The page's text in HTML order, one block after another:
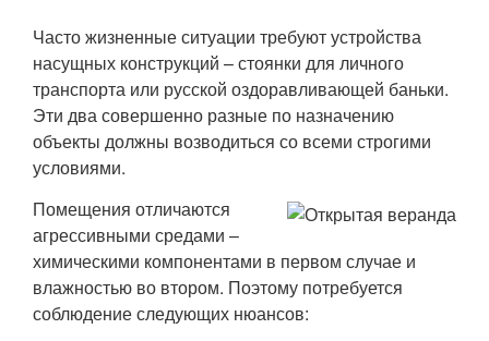
Часто жизненные ситуации требуют устройства
насущных конструкций – стоянки для личного
транспорта или русской оздоравливающей баньки.
Эти два совершенно разные по назначению
объекты должны возводиться со всеми строгими
условиями.
Помещения отличаются
агрессивными средами –
химическими компонентами в первом случае и
влажностью во втором. Поэтому потребуется
соблюдение следующих нюансов: